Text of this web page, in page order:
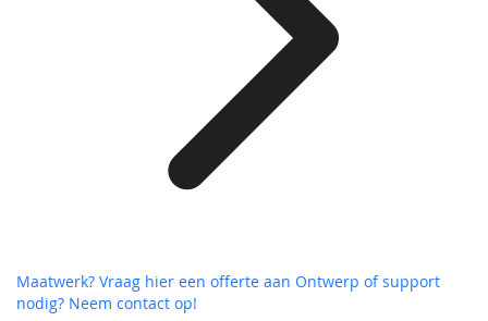
Maatwerk? Vraag hier een offerte aan Ontwerp of support
nodig? Neem contact op!